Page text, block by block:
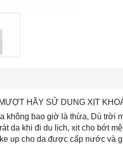
HÃY SỬ DỤNG XỊT
không bao giờ là thừa, Dù trời
da khi đi du lịch, xịt cho bớt
up cho da được cấp nước và